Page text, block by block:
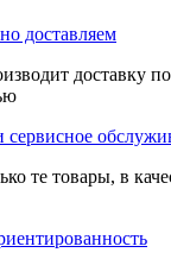
доставляем
доставку
сервисное
те товары, в